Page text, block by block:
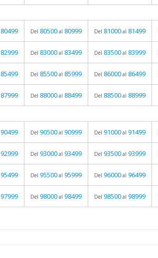
80499 Del 80500 al 80999 Del 81000 al 81499
82999 Del 83000 al 83499 Del 83500 al 83999
85499 Del 85500 al 85999 Del 86000 al 86499
87999 Del 88000 al 88499 Del 88500 al 88999
90499 Del 90500 al 90999 Del 91000 al 91499
92999 Del 93000 al 93499 Del 93500 al 93999
95499 Del 95500 al 95999 Del 96000 al 96499
97999 Del 98000 al 98499 Del 98500 al 98999